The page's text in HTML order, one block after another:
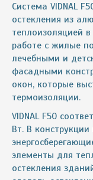
Система VIDNAL
остекления из
теплоизоляцией
работе с жилые
лечебными и
фасадными
окон, которые
термоизоляции.
VIDNAL F50
Вт. В
элементы для
остекления